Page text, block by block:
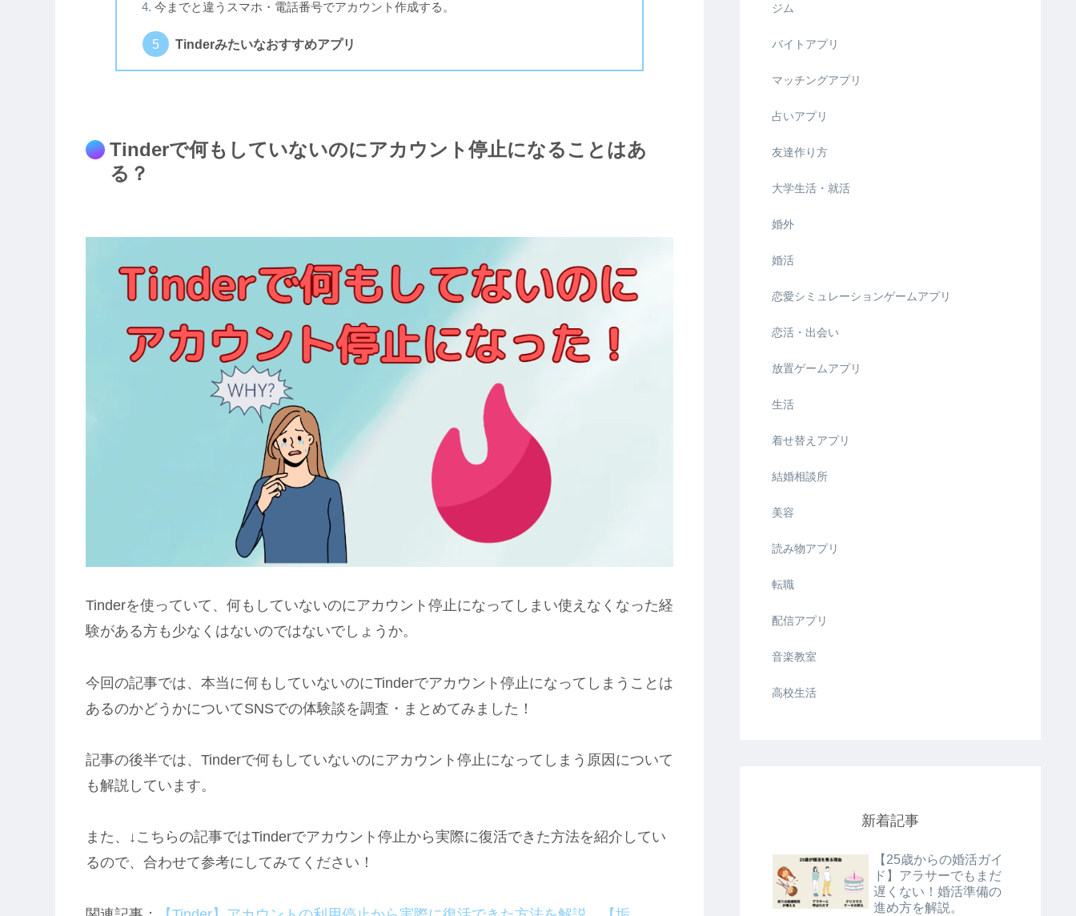
今までと違うスマホ・電話番号でアカウント作成する。
Tinderみたいなおすすめアプリ
Tinderで何もしていないのにアカウント停止になることはあ
る？
Tinderを使っていて、何もしていないのにアカウント停止になってしまい使えなくなった経
験がある方も少なくはないのではないでしょうか。
今回の記事では、本当に何もしていないのにTinderでアカウント停止になってしまうことは
あるのかどうかについてSNSでの体験談を調査・まとめてみました！
記事の後半では、Tinderで何もしていないのにアカウント停止になってしまう原因について
も解説しています。
また、↓こちらの記事ではTinderでアカウント停止から実際に復活できた方法を紹介してい
るので、合わせて参考にしてみてください！
ジム
バイトアプリ
マッチングアプリ
占いアプリ
友達作り方
大学生活・就活
婚外
婚活
恋愛シミュレーションゲームアプリ
恋活・出会い
放置ゲームアプリ
生活
着せ替えアプリ
結婚相談所
美容
読み物アプリ
転職
配信アプリ
音楽教室
高校生活
新着記事
【25歳からの婚活ガイ
ド】アラサーでもまだ
遅くない！婚活準備の
進め方を解説。